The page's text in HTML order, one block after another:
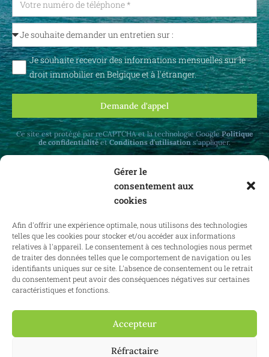
Gérer le
consentement aux
cookies
Afin d'offrir une expérience optimale, nous utilisons des technologies
telles que les cookies pour stocker et/ou accéder aux informations
relatives à l'appareil. Le consentement à ces technologies nous permet
de traiter des données telles que le comportement de navigation ou les
identifiants uniques sur ce site. L'absence de consentement ou le retrait
du consentement peut avoir des conséquences négatives sur certaines
caractéristiques et fonctions.
Accepteur
Réfractaire
Je souhaite recevoir des informations mensuelles sur le
droit immobilier en Belgique et à l'étranger.
Demande d'appel
Ce site est protégé par reCAPTCHA et la technologie GooglePolitique
de confidentialitéetConditions d'utilisation s'appliquer.
Recevez des mises à jour mensuelles sur le
droit immobilier en Belgique et à l'étranger.
2025 Confianz - Tous droits réservés.Conditions générales d'utilisation